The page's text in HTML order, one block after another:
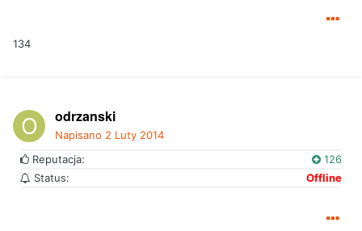
134
odrzanski
Napisano 2 Luty 2014
Reputacja:
126
Status:
Offline